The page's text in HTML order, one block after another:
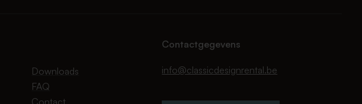
Downloads
FAQ
Contactgegevens
info@classicdesignrental.be